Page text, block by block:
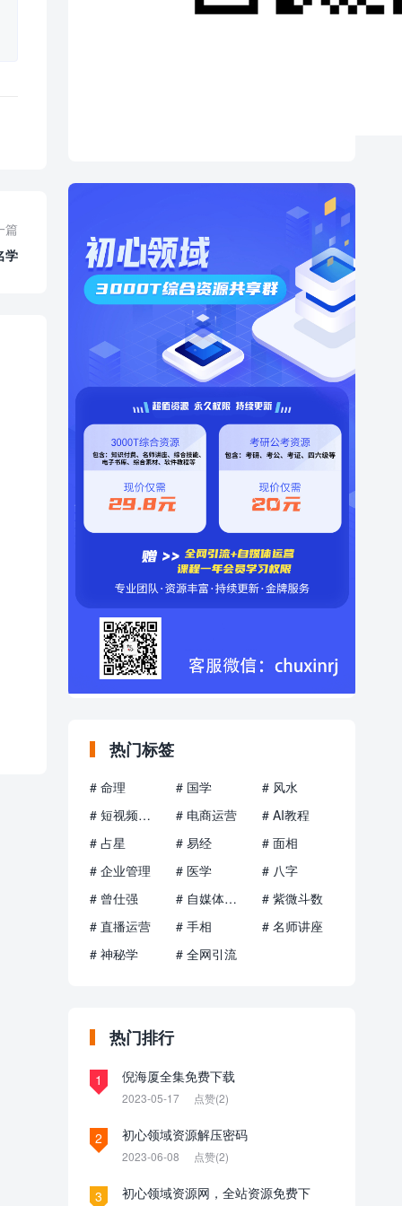
篇
学
热门标签
# 命理 # 国学
# 风水
# 短视频运营
# 电商运营
# AI教程
# 占星
# 易经
# 面相
# 企业管理
# 医学
# 八字
# 曾仕强
# 自媒体运营
# 紫微斗数
# 直播运营
# 手相
# 名师讲座
# 神秘学
# 全网引流
热门排行
1 倪海厦全集免费下载
2023-05-17 点赞(2)
2 初心领域资源解压密码
2023-06-08 点赞(2)
3
初心领域资源网，全站资源免费下